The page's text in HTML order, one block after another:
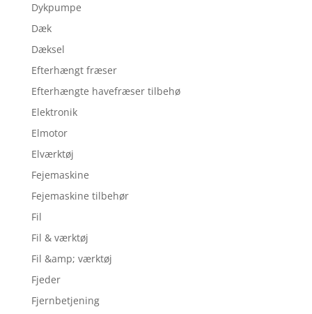
Dykpumpe
Dæk
Dæksel
Efterhængt fræser
Efterhængte havefræser tilbehø
Elektronik
Elmotor
Elværktøj
Fejemaskine
Fejemaskine tilbehør
Fil
Fil & værktøj
Fil &amp; værktøj
Fjeder
Fjernbetjening